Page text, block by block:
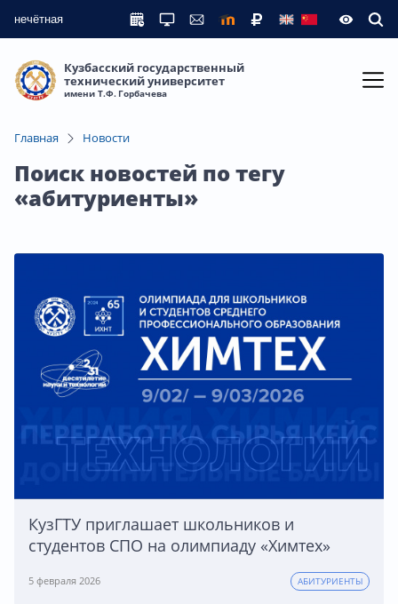
нечётная
Кузбасский государственный
технический университет
имени Т.Ф. Горбачева
Главная Новости
Поиск новостей по тегу
«абитуриенты»
КузГТУ приглашает школьников и
студентов СПО на олимпиаду «Химтех»
5 февраля 2026 АБИТУРИЕНТЫ